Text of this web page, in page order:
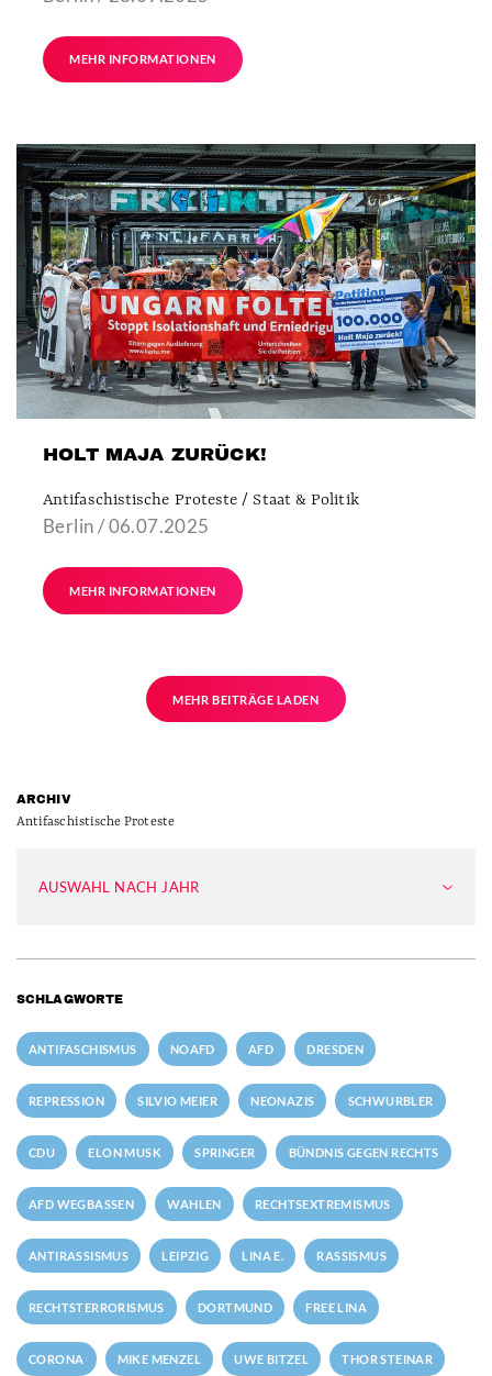
MEHR INFORMATIONEN
HOLT MAJA ZURÜCK!
Antifaschistische Proteste / Staat & Politik
Berlin / 06.07.2025
MEHR INFORMATIONEN
MEHR BEITRÄGE LADEN
ARCHIV
Antifaschistische Proteste
AUSWAHL NACH JAHR
SCHLAGWORTE
ANTIFASCHISMUS NOAFD AFD DRESDEN
REPRESSION SILVIO MEIER NEONAZIS SCHWURBLER
CDU ELON MUSK SPRINGER BÜNDNIS GEGEN RECHTS
AFD WEGBASSEN WAHLEN RECHTSEXTREMISMUS
ANTIRASSISMUS LEIPZIG LINA E. RASSISMUS
RECHTSTERRORISMUS DORTMUND FREE LINA
CORONA MIKE MENZEL UWE BITZEL THOR STEINAR